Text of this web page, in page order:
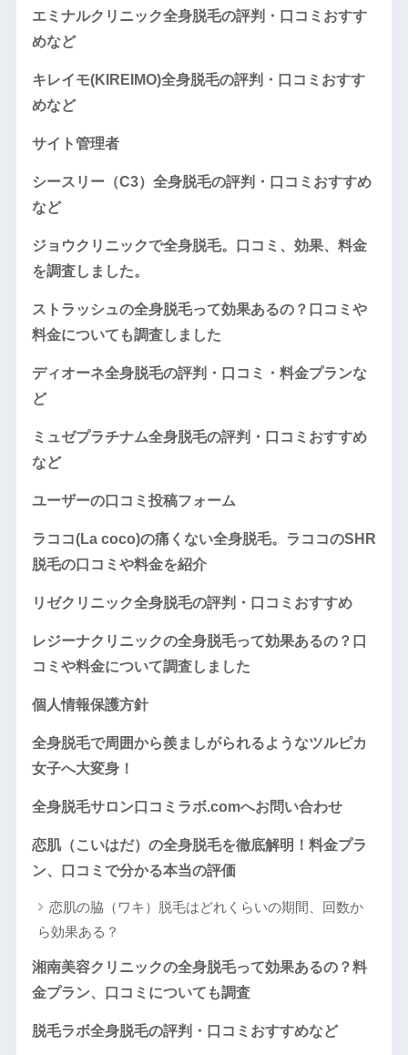
エミナルクリニック全身脱毛の評判・口コミおすす
めなど
キレイモ(KIREIMO)全身脱毛の評判・口コミおすす
めなど
サイト管理者
シースリー（C3）全身脱毛の評判・口コミおすすめ
など
ジョウクリニックで全身脱毛。口コミ、効果、料金
を調査しました。
ストラッシュの全身脱毛って効果あるの？口コミや
料金についても調査しました
ディオーネ全身脱毛の評判・口コミ・料金プランな
ど
ミュゼプラチナム全身脱毛の評判・口コミおすすめ
など
ユーザーの口コミ投稿フォーム
ラココ(La coco)の痛くない全身脱毛。ラココのSHR
脱毛の口コミや料金を紹介
リゼクリニック全身脱毛の評判・口コミおすすめ
レジーナクリニックの全身脱毛って効果あるの？口
コミや料金について調査しました
個人情報保護方針
全身脱毛で周囲から羨ましがられるようなツルピカ
女子へ大変身！
全身脱毛サロン口コミラボ.comへお問い合わせ
恋肌（こいはだ）の全身脱毛を徹底解明！料金プラ
ン、口コミで分かる本当の評価
恋肌の脇（ワキ）脱毛はどれくらいの期間、回数か
ら効果ある？
湘南美容クリニックの全身脱毛って効果あるの？料
金プラン、口コミについても調査
脱毛ラボ全身脱毛の評判・口コミおすすめなど